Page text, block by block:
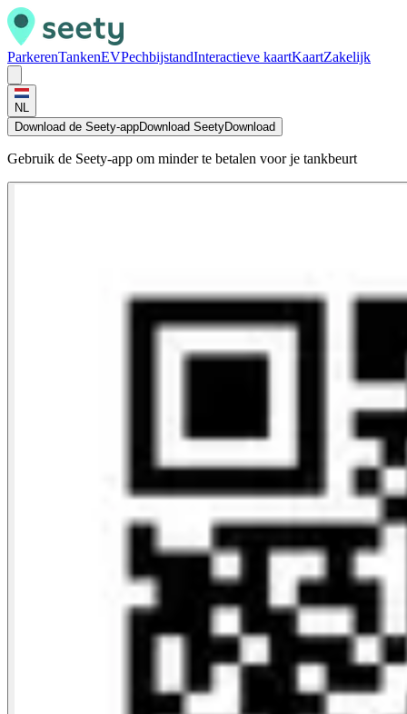
ParkerenTankenEVPechbijstandInteractieve kaartKaartZakelijk
NL
Download de Seety-appDownload SeetyDownload
Gebruik de Seety-app om minder te betalen voor je tankbeurt